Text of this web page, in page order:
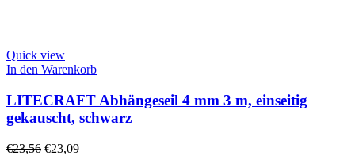
Quick view
In den Warenkorb
LITECRAFT Abhängeseil 4 mm 3 m, einseitig
gekauscht, schwarz
€23,56 €23,09